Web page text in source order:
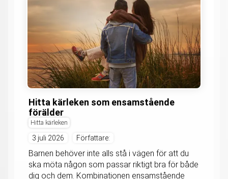
Hitta kärleken som ensamstående
förälder
Hitta kärleken
3 juli 2026 Författare:
Barnen behöver inte alls stå i vägen för att du
ska möta någon som passar riktigt bra för både
dig och dem. Kombinationen ensamstående